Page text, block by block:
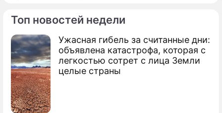
Топ новостей недели
Ужасная гибель за считанные дни:
объявлена катастрофа, которая с
легкостью сотрет с лица Земли
целые страны